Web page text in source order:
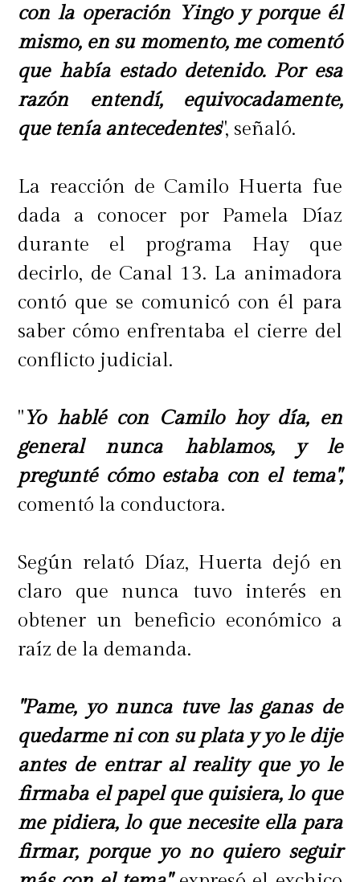
con la operación Yingo y porque él
mismo, en su momento, me comentó
que había estado detenido. Por esa
razón entendí, equivocadamente,
que tenía antecedentes", señaló.
La reacción de Camilo Huerta fue
dada a conocer por Pamela Díaz
durante el programa Hay que
decirlo, de Canal 13. La animadora
contó que se comunicó con él para
saber cómo enfrentaba el cierre del
conflicto judicial.
"Yo hablé con Camilo hoy día, en
general nunca hablamos, y le
pregunté cómo estaba con el tema",
comentó la conductora.
Según relató Díaz, Huerta dejó en
claro que nunca tuvo interés en
obtener un beneficio económico a
raíz de la demanda.
"Pame, yo nunca tuve las ganas de
quedarme ni con su plata y yo le dije
antes de entrar al reality que yo le
firmaba el papel que quisiera, lo que
me pidiera, lo que necesite ella para
firmar, porque yo no quiero seguir